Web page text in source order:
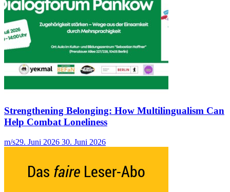
Strengthening Belonging: How Multilingualism Can
Help Combat Loneliness
m/s29. Juni 2026 30. Juni 2026